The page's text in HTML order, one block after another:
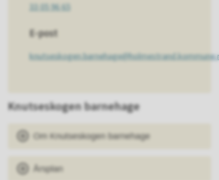
33 05 96 65
E-post
Knutseskogen barnehage
Om Knutseskogen barnehage
Årsplan